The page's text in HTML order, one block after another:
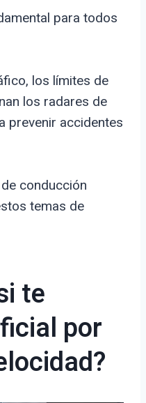
para todos
los límites de
los radares de
prevenir accidentes
conducción
temas de
te
por